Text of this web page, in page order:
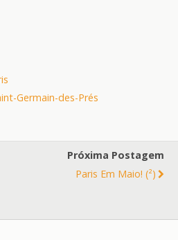
Germain-des-Prés
Próxima Postagem
Paris Em Maio! (²)